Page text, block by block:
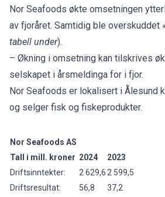
Nor Seafoods økte omsetningen
av fjoråret. Samtidig ble overskuddet
tabell under).
– Økning i omsetning kan tilskrives
selskapet i årsmeldinga for i fjor.
Nor Seafoods er lokalisert i Ålesund
og selger fisk og fiskeprodukter.
Nor Seafoods AS
Tall i mill. kroner 2024
2023
Driftsinntekter:
2 629,6 2 599,5
Driftsresultat:
56,8
37,2